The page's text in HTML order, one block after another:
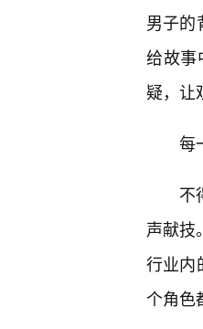
男子的
给故事
疑，让
每
不
声献技
行业内
个角色